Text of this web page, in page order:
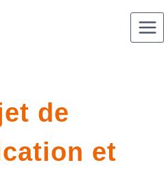
de
et